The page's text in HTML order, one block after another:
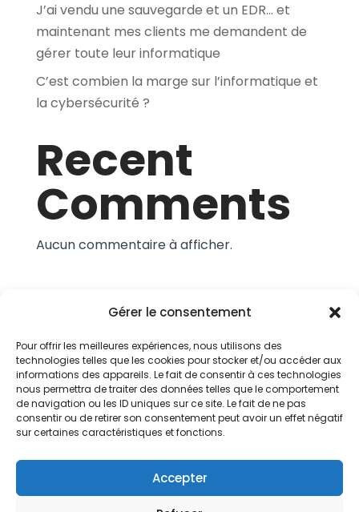
Gérer le consentement
Pour offrir les meilleures expériences, nous utilisons des
technologies telles que les cookies pour stocker et/ou accéder aux
informations des appareils. Le fait de consentir à ces technologies
nous permettra de traiter des données telles que le comportement
de navigation ou les ID uniques sur ce site. Le fait de ne pas
consentir ou de retirer son consentement peut avoir un effet négatif
sur certaines caractéristiques et fonctions.
Accepter
J’ai vendu une sauvegarde et un EDR… et
maintenant mes clients me demandent de
gérer toute leur informatique
C’est combien la marge sur l’informatique et
la cybersécurité ?
Recent
Comments
Aucun commentaire à afficher.
Service IT & Télécoms Premium
Conditions Générales